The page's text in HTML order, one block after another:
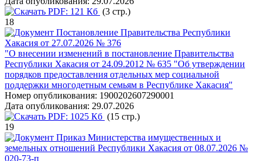
PDF: 121 Кб (3 стр.)
18
Постановление Правительства Республики
Хакасия от 27.07.2026 № 376
"О внесении изменений в постановление Правительства
Республики Хакасия от 24.09.2012 № 635 "Об утверждении
порядков предоставления отдельных мер социальной
поддержки многодетным семьям в Республике Хакасия"
Номер опубликования: 1900202607290001
Дата опубликования: 29.07.2026
PDF: 1025 Кб (15 стр.)
19
Приказ Министерства имущественных и
земельных отношений Республики Хакасия от 08.07.2026 №
020-73-п